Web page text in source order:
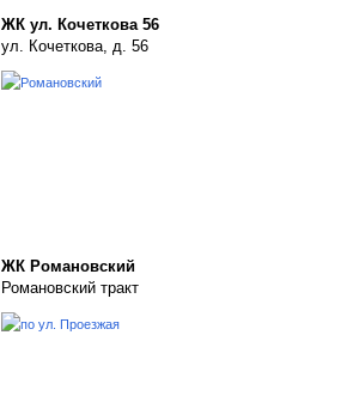
ЖК ул. Кочеткова 56
ул. Кочеткова, д. 56
ЖК Романовский
Романовский тракт